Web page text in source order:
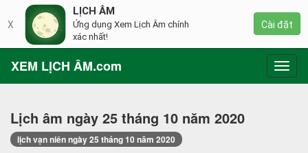
XEM LỊCH ÂM.com
Lịch âm ngày 25 tháng 10 năm 2020
lịch vạn niên ngày 25 tháng 10 năm 2020
X
LỊCH ÂM
Ứng dụng Xem Lịch Âm chính
xác nhất!
Cài đặt